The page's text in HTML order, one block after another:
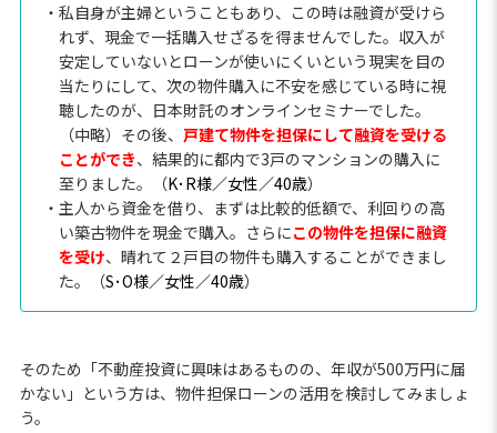
・私自身が主婦ということもあり、この時は融資が受けら
れず、現金で一括購入せざるを得ませんでした。収入が
安定していないとローンが使いにくいという現実を目の
当たりにして、次の物件購入に不安を感じている時に視
聴したのが、日本財託のオンラインセミナーでした。
（中略）その後、 戸建て物件を担保にして融資を受ける
ことができ、結果的に都内で3戸のマンションの購入に
至りました。（K･R様／女性／40歳）
・主人から資金を借り、まずは比較的低額で、利回りの高
い築古物件を現金で購入。さらにこの物件を担保に融資
を受け、晴れて２戸目の物件も購入することができまし
た。（S･O様／女性／40歳）
そのため「不動産投資に興味はあるものの、年収が500万円に届
かない」という方は、物件担保ローンの活用を検討してみましょ
う。